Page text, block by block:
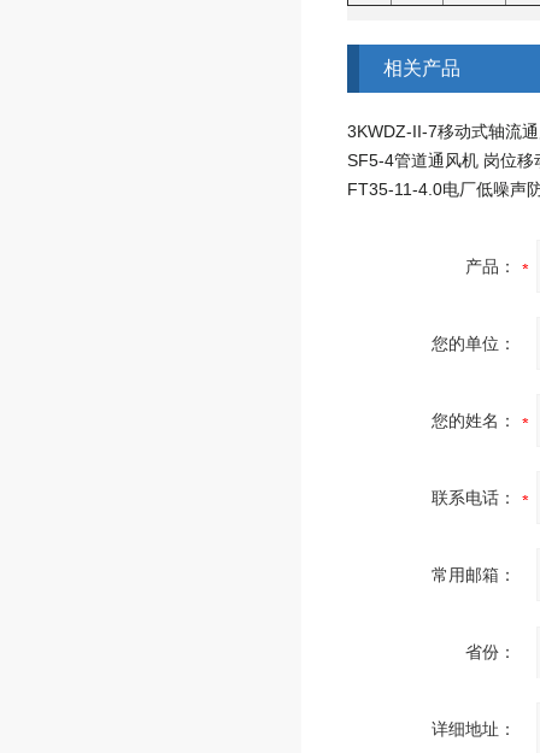
相关产品
3KWDZ-II-7移动式轴流
产品：
您的单位：
您的姓名：
联系电话：
常用邮箱：
省份：
详细地址：